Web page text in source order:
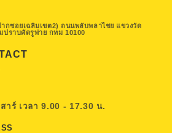
กซอยเฉลิมเขต2) ถนนพลับพลาไชย แขวงวัด
ปราบศัตรูพ่าย กทม 10100
าร์ เวลา 9.00 - 17.30 น.